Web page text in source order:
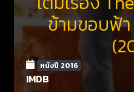
ข้ามขอบฟ้
หนังปี 2016
IMDB